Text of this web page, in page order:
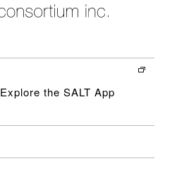
Explore the SALT App